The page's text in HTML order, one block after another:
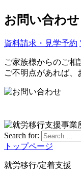
お問い合わせ
資料請求・見学予約
ご家族様からのご相
ご不明点があれば、
Search for:
トップページ
就労移行/定着支援